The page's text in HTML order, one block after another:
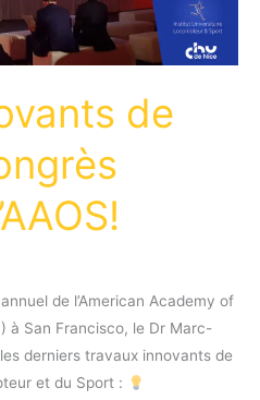
de
de l’American Academy of
à San Francisco, le Dr Marc-
derniers travaux innovants de
et du Sport :